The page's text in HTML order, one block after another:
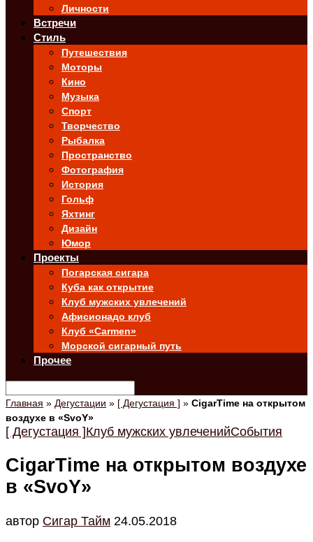
Личности
Встречи
Стиль
Путешествия
Моторы
Кино
Музыка
Спорт
Творчество
Рыбалка
Пространство
Фотография
История
Гольф
Яхтинг
Дизайн
Юмор
Проекты
Погарская сигара
Куба как открытие
Клуб мужских увлечений
Афисионадо клуб
Клуб «Carmen»
Морской сигарный путь
Прочее
Главная » Дегустации » [ Дегустация ] » CigarTime на открытом
воздухе в «SvoY»
[ Дегустация ]Клуб мужских увлеченийСобытия
CigarTime на открытом воздухе
в «SvoY»
автор Cигар Тайм 24.05.2018